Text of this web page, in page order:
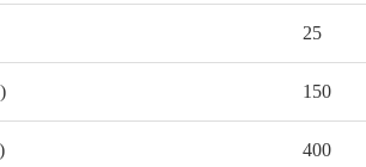
25
150
400